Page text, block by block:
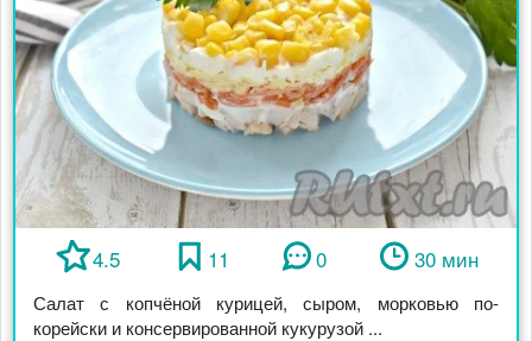
4.5 11 0 30 мин
Салат с копчёной курицей, сыром, морковью по-
корейски и консервированной кукурузой ...